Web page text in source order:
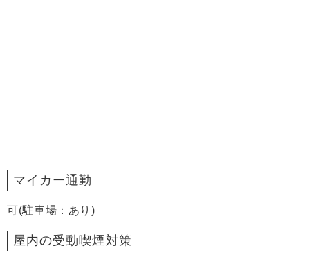
マイカー通勤
可(駐車場：あり)
屋内の受動喫煙対策